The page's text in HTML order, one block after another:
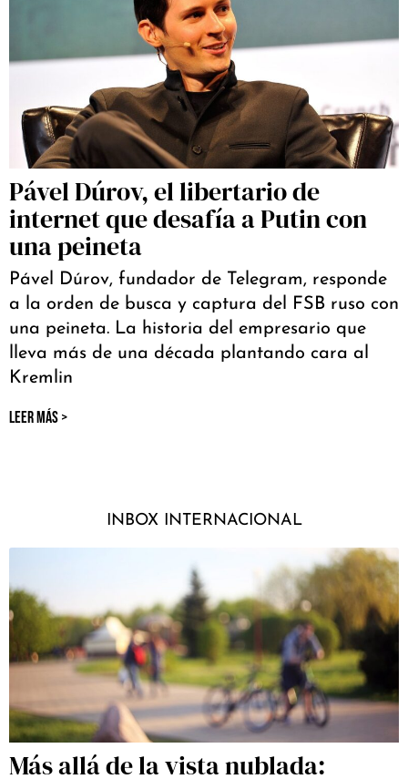
Pável Dúrov, el libertario de
internet que desafía a Putin con
una peineta
Pável Dúrov, fundador de Telegram, responde
a la orden de busca y captura del FSB ruso con
una peineta. La historia del empresario que
lleva más de una década plantando cara al
Kremlin
LEER MÁS >
INBOX INTERNACIONAL
Más allá de la vista nublada: